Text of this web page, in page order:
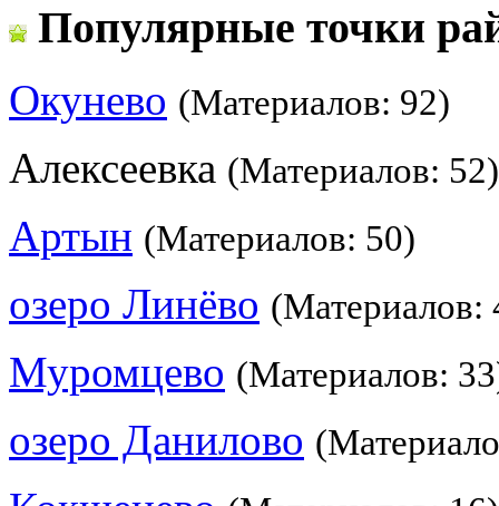
Популярные точки
Окунево (Материалов: 92)
Алексеевка (Материалов: 52)
Артын (Материалов: 50)
озеро Линёво (Материалов:
Муромцево (Материалов:
озеро Данилово